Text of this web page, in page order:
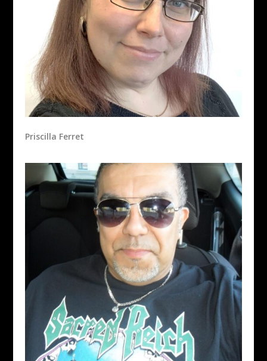
Priscilla Ferret